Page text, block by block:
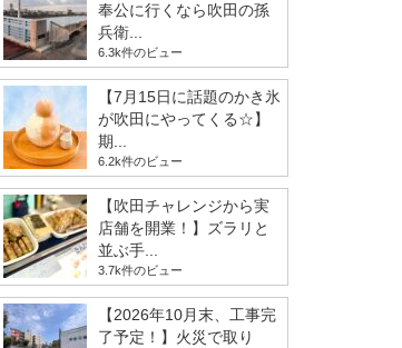
奉公に行くなら吹田の孫
兵衛...
6.3k件のビュー
【7月15日に話題のかき氷
が吹田にやってくる☆】
期...
6.2k件のビュー
【吹田チャレンジから実
店舗を開業！】ズラリと
並ぶ手...
3.7k件のビュー
【2026年10月末、工事完
了予定！】火災で取り